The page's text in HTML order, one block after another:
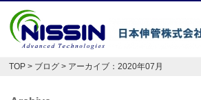
日本伸管の強み
TOP > ブログ > アーカイブ：2020年07月